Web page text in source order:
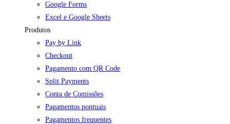
Google Forms
Excel e Google Sheets
Produtos
Pay by Link
Checkout
Pagamento com QR Code
Split Payments
Conta de Comissões
Pagamentos pontuais
Pagamentos frequentes